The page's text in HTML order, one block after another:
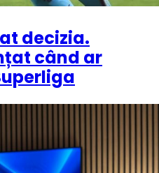
decizia.
când ar